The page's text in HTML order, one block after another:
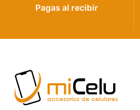
Pagas al recibir